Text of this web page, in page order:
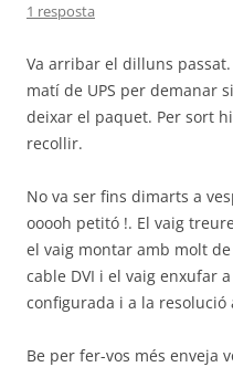
1 resposta
Va arribar el dilluns
matí de UPS per demanar
deixar el paquet. Per sort
recollir.
No va ser fins dimarts a
ooooh petitó !. El vaig
el vaig montar amb molt
cable DVI i el vaig enxufar
configurada i a la
Be per fer-vos més enveja